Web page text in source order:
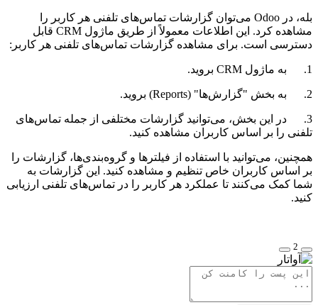
بله، در Odoo می‌توان گزارشات تماس‌های تلفنی هر کاربر را
مشاهده کرد. این اطلاعات معمولاً از طریق ماژول CRM قابل
دسترسی است. برای مشاهده گزارشات تماس‌های تلفنی هر کاربر:
1. به ماژول CRM بروید.
2. به بخش "گزارش‌ها" (Reports) بروید.
3. در این بخش، می‌توانید گزارشات مختلفی از جمله تماس‌های
تلفنی را بر اساس کاربران مشاهده کنید.
همچنین، می‌توانید با استفاده از فیلترها و گروه‌بندی‌ها، گزارشات را
بر اساس کاربران خاص تنظیم و مشاهده کنید. این گزارشات به
شما کمک می‌کنند تا عملکرد هر کاربر را در تماس‌های تلفنی ارزیابی
کنید.
2